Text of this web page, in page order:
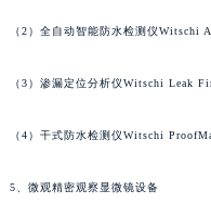
（2）全自动智能防水检测仪Witschi
（3）渗漏定位分析仪Witschi Leak
（4）干式防水检测仪Witschi
5、微观精密观察显微镜设备